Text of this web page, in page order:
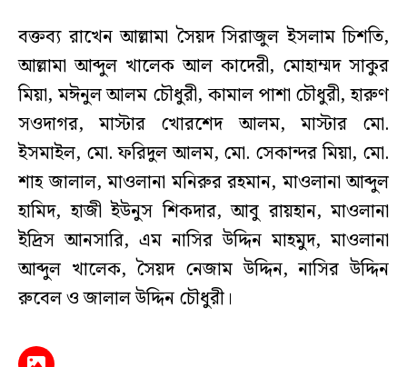
বক্তব্য রাখেন আল্লামা সৈয়দ সিরাজুল ইসলাম চিশতি,
আল্লামা আব্দুল খালেক আল কাদেরী, মোহাম্মদ সাকুর
মিয়া, মঈনুল আলম চৌধুরী, কামাল পাশা চৌধুরী, হারুণ
সওদাগর, মাস্টার খোরশেদ আলম, মাস্টার মো.
ইসমাইল, মো. ফরিদুল আলম, মো. সেকান্দর মিয়া, মো.
শাহ জালাল, মাওলানা মনিরুর রহমান, মাওলানা আব্দুল
হামিদ, হাজী ইউনুস শিকদার, আবু রায়হান, মাওলানা
ইদ্রিস আনসারি, এম নাসির উদ্দিন মাহমুদ, মাওলানা
আব্দুল খালেক, সৈয়দ নেজাম উদ্দিন, নাসির উদ্দিন
রুবেল ও জালাল উদ্দিন চৌধুরী।